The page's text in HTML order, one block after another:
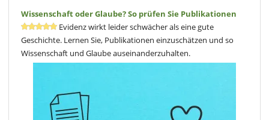
Wissenschaft oder Glaube? So prüfen Sie Publikationen
Evidenz wirkt leider schwächer als eine gute
Geschichte. Lernen Sie, Publikationen einzuschätzen und so
Wissenschaft und Glaube auseinanderzuhalten.